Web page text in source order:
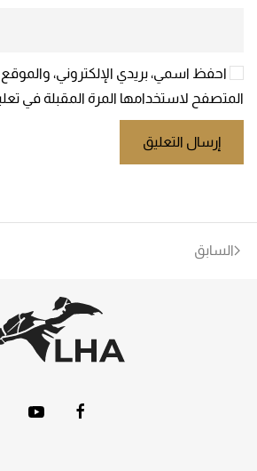
احفظ اسمي، بريدي الإلكتروني،
المتصفح لاستخدامها المرة المقبلة في
إرسال التعليق
السابق